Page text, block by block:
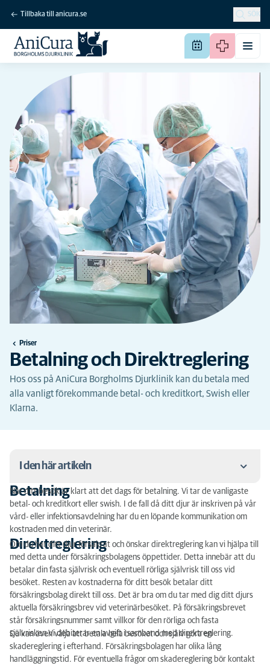
Tillbaka till anicura.se SÖK
Priser
Betalning och Direktreglering
Hos oss på AniCura Borgholms Djurklinik kan du betala med
alla vanligt förekommande betal- och kreditkort, Swish eller
Klarna.
I den här artikeln
Betalning
Direktreglering
Försäkring
Swish
Klarna
Betalning
När ditt besök är klart att det dags för betalning. Vi tar de vanligaste
betal- och kreditkort eller swish. I de fall då ditt djur är inskriven på vår
vård- eller infektionsavdelning har du en löpande kommunikation om
kostnaden med din veterinär.
Direktreglering
Om du har ditt djur försäkrat och önskar direktreglering kan vi hjälpa till
med detta under försäkringsbolagens öppettider. Detta innebär att du
betalar din fasta självrisk och eventuell rörliga självrisk till oss vid
besöket. Resten av kostnaderna för ditt besök betalar ditt
försäkringsbolag direkt till oss. Det är bra om du tar med dig ditt djurs
aktuella försäkringsbrev vid veterinärbesöket. På försäkringsbrevet
står försäkringsnummer samt villkor för den rörliga och fasta
självrisken.Vi debiterar en avgift i samband med direktreglering.
Du kan även välja att betala hela besöket och själv göra en
skadereglering i efterhand. Försäkringsbolagen har olika lång
handläggningstid. För eventuella frågor om skadereglering bör kontakt